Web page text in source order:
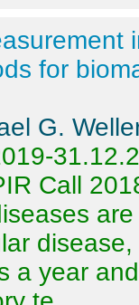
for
G.
Call
a year